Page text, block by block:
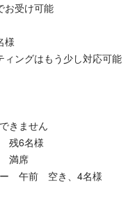
お受け可能
様
ングはもう少し対応可能
きません
残6名様
満席
ー 午前 空き、4名様